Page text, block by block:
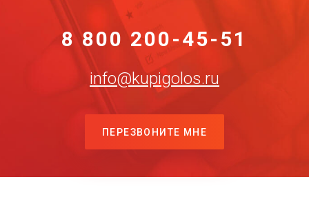
8 800 200-45-51
info@kupigolos.ru
ПЕРЕЗВОНИТЕ МНЕ